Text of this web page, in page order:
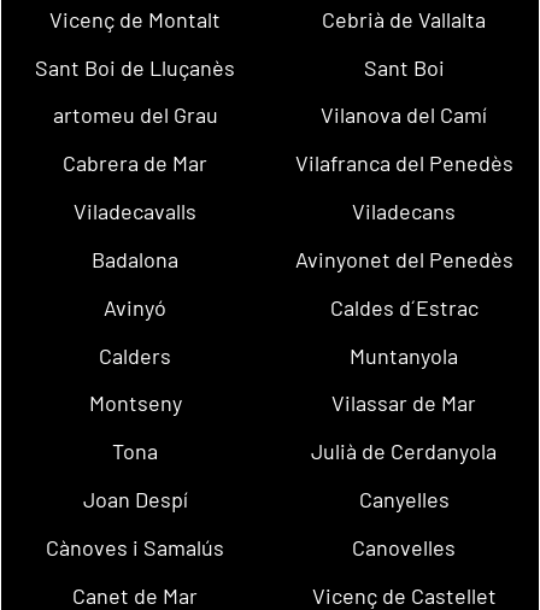
Vicenç de Montalt
Cebrià de Vallalta
Sant Boi de Lluçanès
Sant Boi
artomeu del Grau
Vilanova del Camí
Cabrera de Mar
Vilafranca del Penedès
Viladecavalls
Viladecans
Badalona
Avinyonet del Penedès
Avinyó
Caldes d´Estrac
Calders
Muntanyola
Montseny
Vilassar de Mar
Tona
Julià de Cerdanyola
Joan Despí
Canyelles
Cànoves i Samalús
Canovelles
Canet de Mar
Vicenç de Castellet